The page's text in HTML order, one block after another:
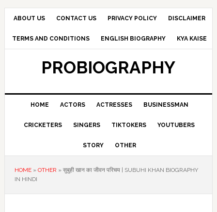
Skip
navigation
Skip
content
Skip
sidebar
ABOUT US CONTACT US PRIVACY POLICY DISCLAIMER
TERMS AND CONDITIONS ENGLISH BIOGRAPHY KYA KAISE
PROBIOGRAPHY
HOME ACTORS ACTRESSES BUSINESSMAN
CRICKETERS SINGERS TIKTOKERS YOUTUBERS
STORY OTHER
HOME» OTHER » सुबुही खान का जीवन परिचय | SUBUHI KHAN BIOGRAPHY
IN HINDI